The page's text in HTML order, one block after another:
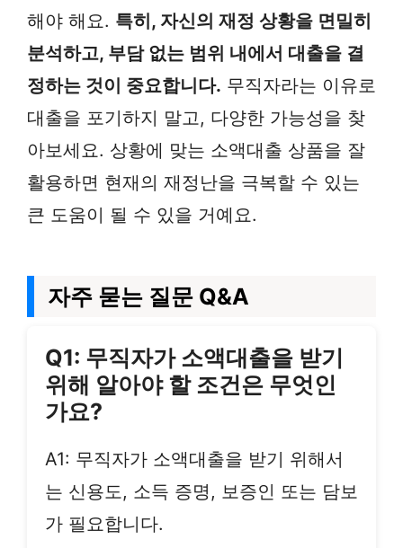
해야 해요. 특히, 자신의 재정 상황을 면밀히
분석하고, 부담 없는 범위 내에서 대출을 결
정하는 것이 중요합니다. 무직자라는 이유로
대출을 포기하지 말고, 다양한 가능성을 찾
아보세요. 상황에 맞는 소액대출 상품을 잘
활용하면 현재의 재정난을 극복할 수 있는
큰 도움이 될 수 있을 거예요.
자주 묻는 질문 Q&A
Q1: 무직자가 소액대출을 받기
위해 알아야 할 조건은 무엇인
가요?
A1: 무직자가 소액대출을 받기 위해서
는 신용도, 소득 증명, 보증인 또는 담보
가 필요합니다.